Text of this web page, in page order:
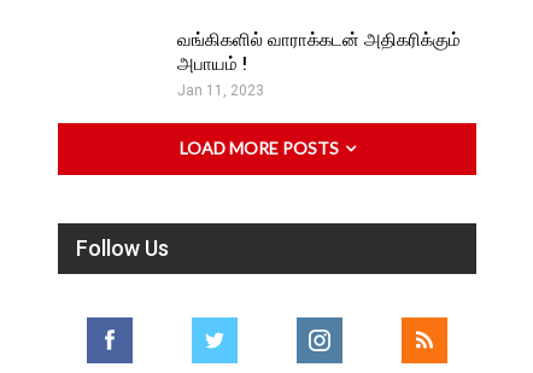
வங்கிகளில் வாராக்கடன் அதிகரிக்கும்
அபாயம் !
Jan 11, 2023
LOAD MORE POSTS
Follow Us